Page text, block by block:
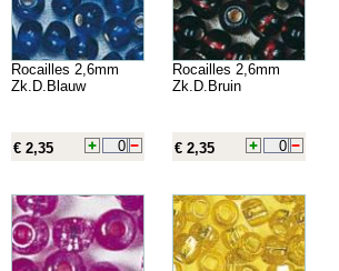
Rocailles 2,6mm
Zk.D.Blauw
€ 2,35
Rocailles 2,6mm
Zk.D.Bruin
€ 2,35